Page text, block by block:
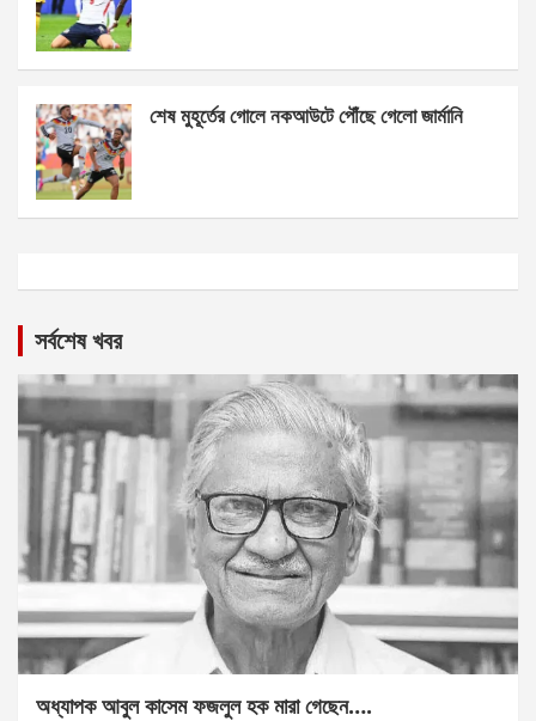
শেষ মুহূর্তের গোলে নকআউটে পৌঁছে গেলো জার্মানি
সর্বশেষ খবর
অধ্যাপক আবুল কাসেম ফজলুল হক মারা গেছেন….